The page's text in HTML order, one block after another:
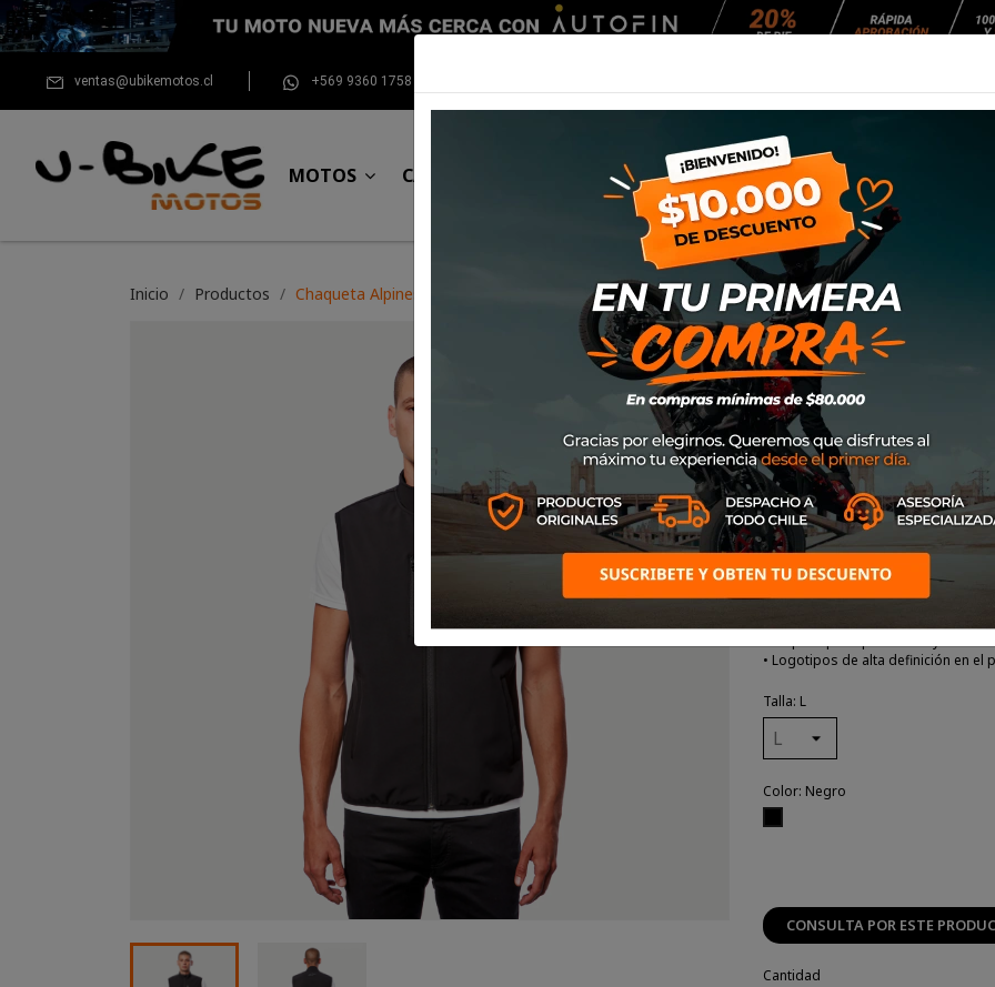
ventas@ubikemotos.cl +569 9360 1758
MOTOS CASCOS EQUIPAMIENTO NEUMÁTICOS MANTENCIÓN
Inicio Productos Chaqueta Alpinestars Primary Vest
Chaqueta
SKU1213-14000
$59.900
• Chaleco Softshell
• Chaleco softshell cortavientos de
• Cuello de pista, cremallera de
• Bolsillos ribeteados para las
• Etiqueta principal interna y marca
• Logotipos de alta definición en el
Talla: L
Color: Negro
CONSULTA POR ESTE
Cantidad